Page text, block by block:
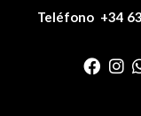
Teléfono +34